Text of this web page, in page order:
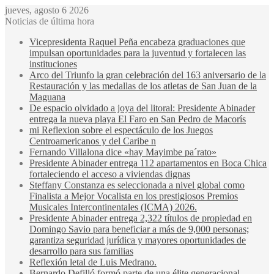
jueves, agosto 6 2026
Noticias de última hora
Vicepresidenta Raquel Peña encabeza graduaciones que
impulsan oportunidades para la juventud y fortalecen las
instituciones
Arco del Triunfo la gran celebración del 163 aniversario de la
Restauración y las medallas de los atletas de San Juan de la
Maguana
De espacio olvidado a joya del litoral: Presidente Abinader
entrega la nueva playa El Faro en San Pedro de Macorís
mi Reflexion sobre el espectáculo de los Juegos
Centroamericanos y del Caribe n
Fernando Villalona dice «hay Mayimbe pa´rato»
Presidente Abinader entrega 112 apartamentos en Boca Chica
fortaleciendo el acceso a viviendas dignas
Steffany Constanza es seleccionada a nivel global como
Finalista a Mejor Vocalista en los prestigiosos Premios
Musicales Intercontinentales (ICMA) 2026.
Presidente Abinader entrega 2,322 títulos de propiedad en
Domingo Savio para beneficiar a más de 9,000 personas;
garantiza seguridad jurídica y mayores oportunidades de
desarrollo para sus familias
Reflexión letal de Luis Medrano.